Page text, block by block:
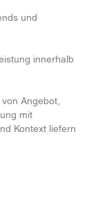
und
innerhalb
Angebot,
mit
Kontext liefern